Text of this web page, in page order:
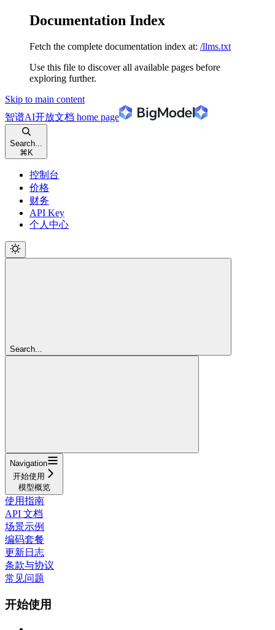
Documentation Index
Fetch the complete documentation index at: /llms.txt
Use this file to discover all available pages before
exploring further.
Skip to main content
智谱AI开放文档 home page
Search...
⌘ K
控制台
价格
财务
API Key
个人中心
Search...
Navigation
开始使用
模型概览
使用指南
API 文档
场景示例
编码套餐
更新日志
条款与协议
常见问题
开始使用